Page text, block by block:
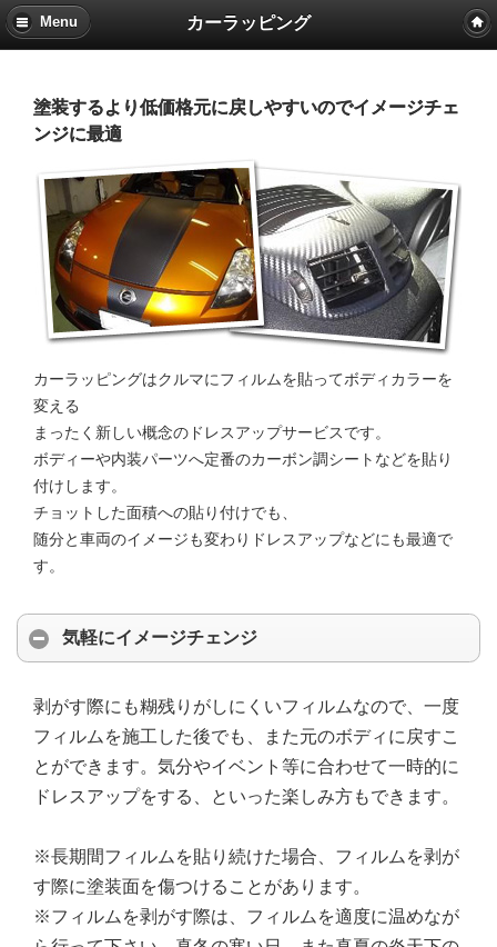
Menu カーラッピング
塗装するより低価格元に戻しやすいのでイメージチェ
ンジに最適
カーラッピングはクルマにフィルムを貼ってボディカラーを
変える
まったく新しい概念のドレスアップサービスです。
ボディーや内装パーツへ定番のカーボン調シートなどを貼り
付けします。
チョットした面積への貼り付けでも、
随分と車両のイメージも変わりドレスアップなどにも最適で
す。
気軽にイメージチェンジ
剥がす際にも糊残りがしにくいフィルムなので、一度
フィルムを施工した後でも、また元のボディに戻すこ
とができます。気分やイベント等に合わせて一時的に
ドレスアップをする、といった楽しみ方もできます。
※長期間フィルムを貼り続けた場合、フィルムを剥が
す際に塗装面を傷つけることがあります。
※フィルムを剥がす際は、フィルムを適度に温めなが